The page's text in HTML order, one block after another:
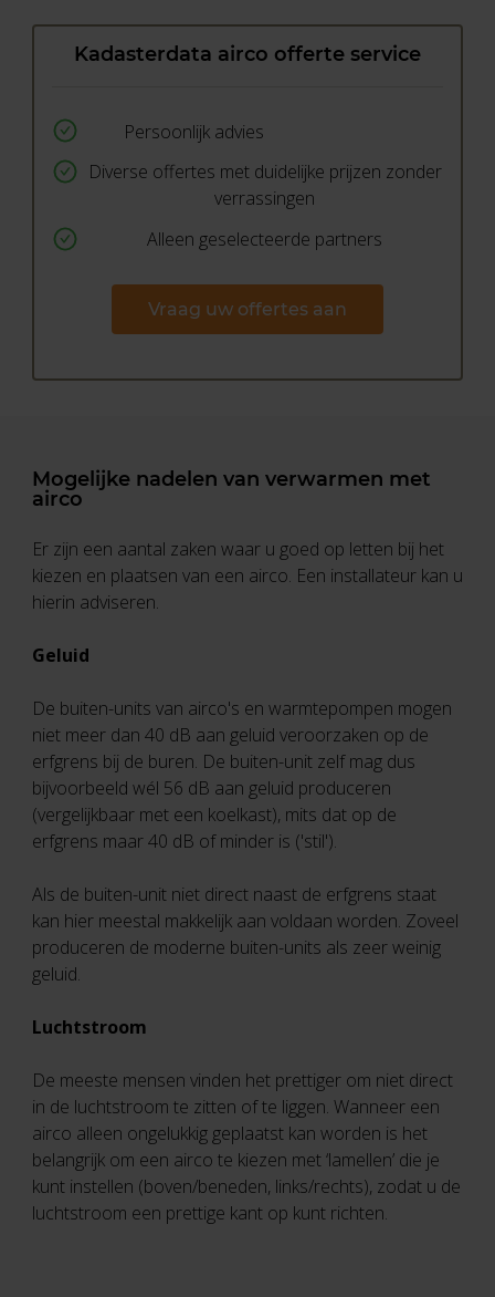
Kadasterdata airco offerte service
Persoonlijk advies
Diverse offertes met duidelijke prijzen zonder
verrassingen
Alleen geselecteerde partners
Vraag uw offertes aan
Mogelijke nadelen van verwarmen met
airco
Er zijn een aantal zaken waar u goed op letten bij het
kiezen en plaatsen van een airco. Een installateur kan u
hierin adviseren.
Geluid
De buiten-units van airco's en warmtepompen mogen
niet meer dan 40 dB aan geluid veroorzaken op de
erfgrens bij de buren. De buiten-unit zelf mag dus
bijvoorbeeld wél 56 dB aan geluid produceren
(vergelijkbaar met een koelkast), mits dat op de
erfgrens maar 40 dB of minder is ('stil').
Als de buiten-unit niet direct naast de erfgrens staat
kan hier meestal makkelijk aan voldaan worden. Zoveel
produceren de moderne buiten-units als zeer weinig
geluid.
Luchtstroom
De meeste mensen vinden het prettiger om niet direct
in de luchtstroom te zitten of te liggen. Wanneer een
airco alleen ongelukkig geplaatst kan worden is het
belangrijk om een airco te kiezen met ‘lamellen’ die je
kunt instellen (boven/beneden, links/rechts), zodat u de
luchtstroom een prettige kant op kunt richten.